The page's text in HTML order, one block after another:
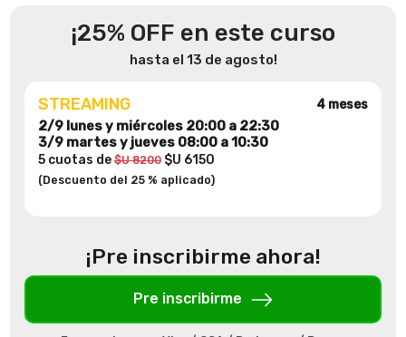
¡25% OFF en este curso
hasta el 13 de agosto!
STREAMING 4 meses
2/9 lunes y miércoles 20:00 a 22:30
3/9 martes y jueves 08:00 a 10:30
5 cuotas de$U 8200$U 6150
(Descuento del 25 % aplicado)
¡Pre inscribirme ahora!
Pre inscribirme